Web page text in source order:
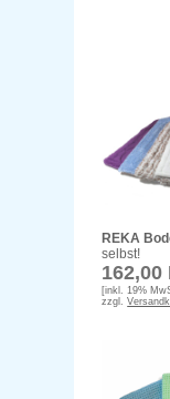
REKA
selbst!
162,00
[inkl. 19%
zzgl.